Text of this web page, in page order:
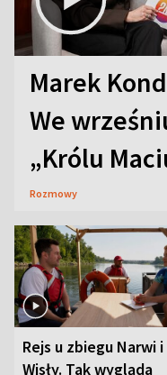
Marek
We
„Królu
Rozmowy
Rejs u zbiegu Narwi i
Wisły. Tak wygląda